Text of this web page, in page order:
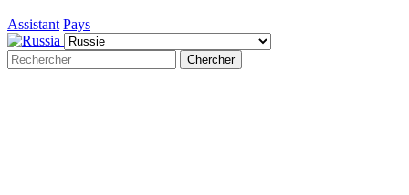
Assistant Pays
Chercher